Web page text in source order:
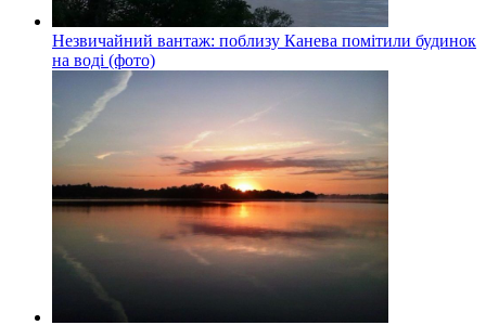
Незвичайний вантаж: поблизу Канева помітили будинок
на воді (фото)